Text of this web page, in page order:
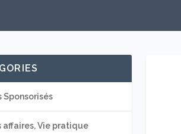
Sponsorisés
affaires, Vie pratique